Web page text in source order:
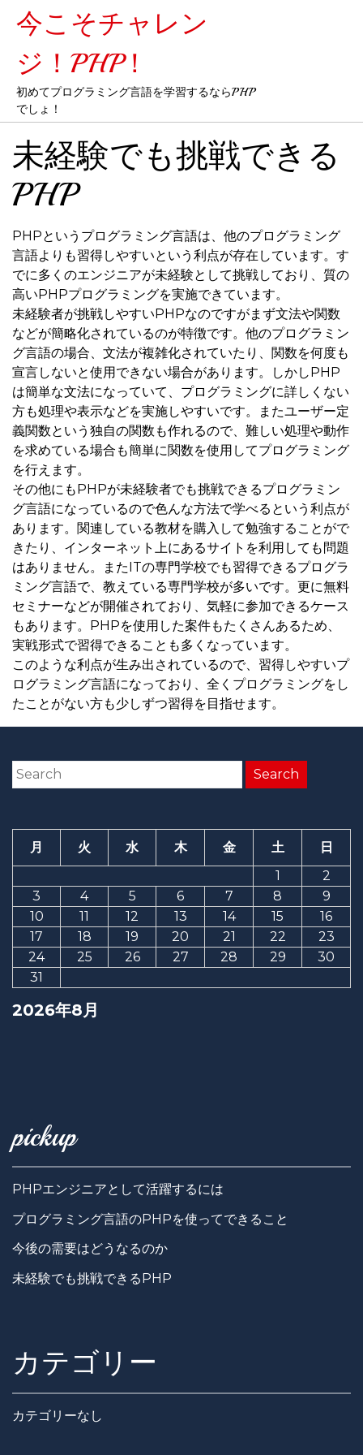
今こそチャレン
ジ！PHP！
初めてプログラミング言語を学習するならPHP
でしょ！
未経験でも挑戦できる
PHP
PHPというプログラミング言語は、他のプログラミング
言語よりも習得しやすいという利点が存在しています。す
でに多くのエンジニアが未経験として挑戦しており、質の
高いPHPプログラミングを実施できています。
未経験者が挑戦しやすいPHPなのですがまず文法や関数
などが簡略化されているのが特徴です。他のプログラミン
グ言語の場合、文法が複雑化されていたり、関数を何度も
宣言しないと使用できない場合があります。しかしPHP
は簡単な文法になっていて、プログラミングに詳しくない
方も処理や表示などを実施しやすいです。またユーザー定
義関数という独自の関数も作れるので、難しい処理や動作
を求めている場合も簡単に関数を使用してプログラミング
を行えます。
その他にもPHPが未経験者でも挑戦できるプログラミン
グ言語になっているので色んな方法で学べるという利点が
あります。関連している教材を購入して勉強することがで
きたり、インターネット上にあるサイトを利用しても問題
はありません。またITの専門学校でも習得できるプログラ
ミング言語で、教えている専門学校が多いです。更に無料
セミナーなどが開催されており、気軽に参加できるケース
もあります。PHPを使用した案件もたくさんあるため、
実戦形式で習得できることも多くなっています。
このような利点が生み出されているので、習得しやすいプ
ログラミング言語になっており、全くプログラミングをし
たことがない方も少しずつ習得を目指せます。
2026年8月
月 火 水 木 金 土
日
1
2
3
4 5 6 7 8
9
10
11 12 13 14 15
16
17
18 19 20 21 22
23
24
25 26 27 28 29
30
31
pickup
PHPエンジニアとして活躍するには
プログラミング言語のPHPを使ってできること
今後の需要はどうなるのか
未経験でも挑戦できるPHP
カテゴリー
カテゴリーなし